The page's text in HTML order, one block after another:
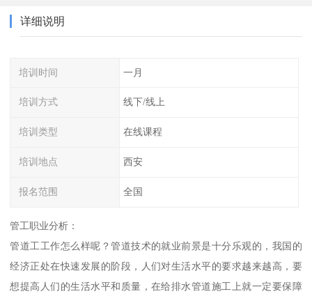
详细说明
培训时间 一月
培训方式 线下/线上
培训类型 在线课程
培训地点 西安
报名范围 全国
管工职业分析：
管道工工作怎么样呢？管道技术的就业前景是十分乐观的，我国的
经济正处在快速发展的阶段，人们对生活水平的要求越来越高，要
想提高人们的生活水平和质量，在给排水管道施工上就一定要保障